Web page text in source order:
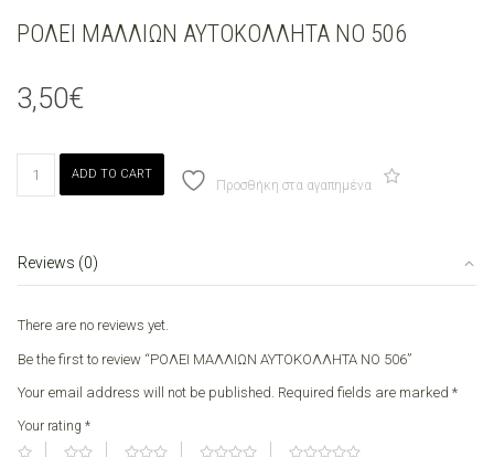
ΡΟΛΕΙ ΜΑΛΛΙΩΝ ΑΥΤΟΚΟΛΛΗΤΑ ΝΟ 506
3,50€
ΜΑΛΛΙΩΝ
quantity
ADD TO CART
Προσθήκη στα αγαπημένα
Reviews (0)
There are no reviews yet.
Be the first to review “ΡΟΛΕΙ ΜΑΛΛΙΩΝ ΑΥΤΟΚΟΛΛΗΤΑ ΝΟ 506”
Your email address will not be published. Required fields are marked *
Your rating *